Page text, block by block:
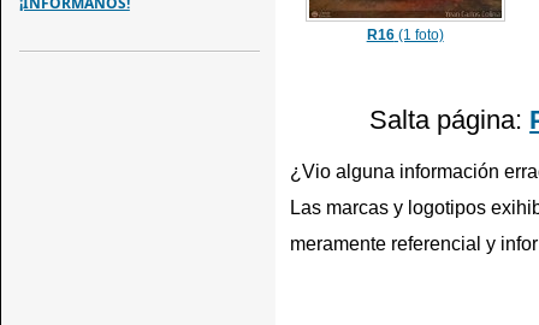
R16(1 foto)
Salta página:
¿Vio alguna información
Las marcas y logotipos
meramente referencial y